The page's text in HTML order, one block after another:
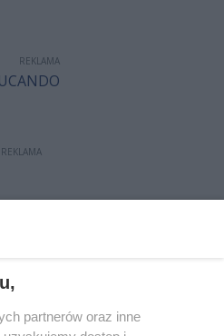
REKLAMA
REKLAMA
partnerów oraz inne